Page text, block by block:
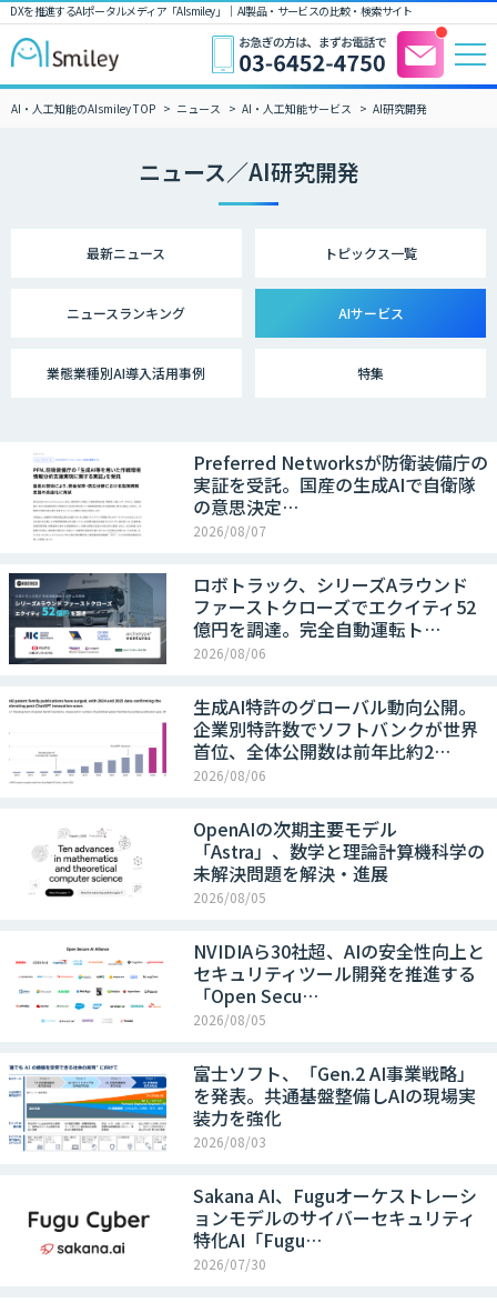
DXを推進するAIポータルメディア「AIsmiley」｜ AI製品・サービスの比較・検索サイト
AI・人工知能のAIsmiley TOP ニュース AI・人工知能サービス AI研究開発
ニュース／AI研究開発
最新ニュース トピックス一覧
ニュース ランキング AIサービス
業態業種別AI導入活用事例 特集
Preferred Networksが防衛装備庁の
実証を受託。国産の生成AIで自衛隊
の意思決定…
2026/08/07
ロボトラック、シリーズAラウンド
ファーストクローズでエクイティ52
億円を調達。完全自動運転ト…
2026/08/06
生成AI特許のグローバル動向公開。
企業別特許数でソフトバンクが世界
首位、全体公開数は前年比約2…
2026/08/06
OpenAIの次期主要モデル
「Astra」、数学と理論計算機科学の
未解決問題を解決・進展
2026/08/05
NVIDIAら30社超、AIの安全性向上と
セキュリティツール開発を推進する
「Open Secu…
2026/08/05
富士ソフト、「Gen.2 AI事業戦略」
を発表。共通基盤整備しAIの現場実
装力を強化
2026/08/03
Sakana AI、Fuguオーケストレーシ
ョンモデルのサイバーセキュリティ
特化AI「Fugu…
2026/07/30